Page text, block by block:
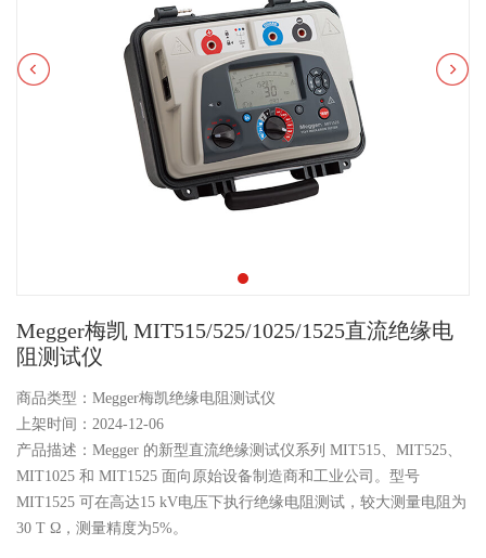
Megger梅凯 MIT515/525/1025/1525直流绝缘电
阻测试仪
商品类型：Megger梅凯绝缘电阻测试仪
上架时间：2024-12-06
产品描述：Megger 的新型直流绝缘测试仪系列 MIT515、MIT525、
MIT1025 和 MIT1525 面向原始设备制造商和工业公司。型号
MIT1525 可在高达15 kV电压下执行绝缘电阻测试，较大测量电阻为
30 T Ω，测量精度为5%。